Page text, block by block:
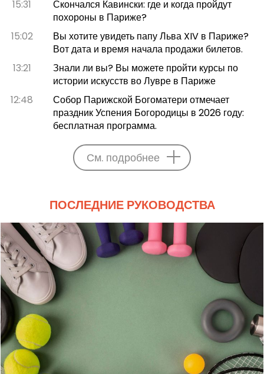
15:31
Скончался Кавински: где и когда пройдут
похороны в Париже?
15:02
Вы хотите увидеть папу Льва XIV в Париже?
Вот дата и время начала продажи билетов.
13:21
Знали ли вы? Вы можете пройти курсы по
истории искусств во Лувре в Париже
12:48
Собор Парижской Богоматери отмечает
праздник Успения Богородицы в 2026 году:
бесплатная программа.
См. подробнее
ПОСЛЕДНИЕ РУКОВОДСТВА